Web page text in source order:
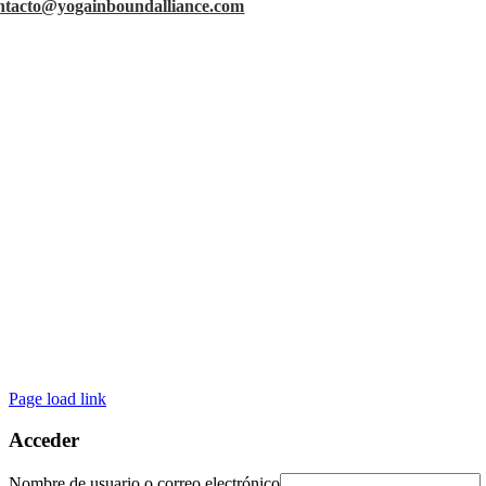
Page load link
Acceder